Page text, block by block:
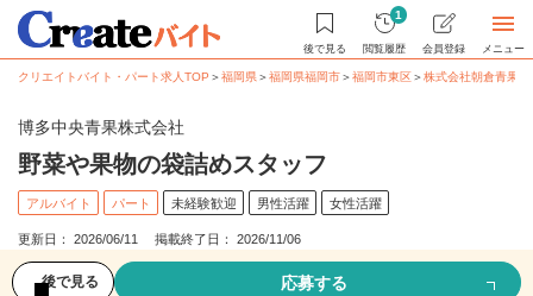
後で見る
1
閲覧履歴 会員登録 メニュー
クリエイトバイト・パート求人TOP ＞福岡県＞福岡県福岡市＞福岡市東区＞株式会社朝倉青果市
博多中央青果株式会社
野菜や果物の袋詰めスタッフ
アルバイト パート 未経験歓迎 男性活躍 女性活躍
更新日： 2026/06/11 掲載終了日： 2026/11/06
後で見る 応募する